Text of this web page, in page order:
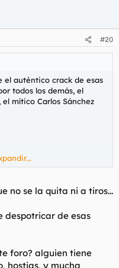
es Suso. Irregular
es una bala por la
#20
el auténtico crack de esas
todos los demás, el
mítico Carlos Sánchez
no se la quita ni a tiros...
despotricar de esas
foro? alguien tiene
hostias, y mucha